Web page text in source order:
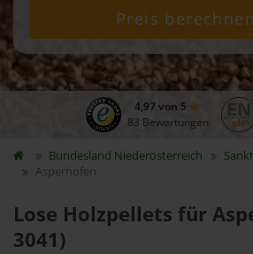
Preis berechnen
4,97 von 5
83 Bewertungen
Bundesland Niederösterreich
Asperhofen
Lose Holzpellets für
3041)